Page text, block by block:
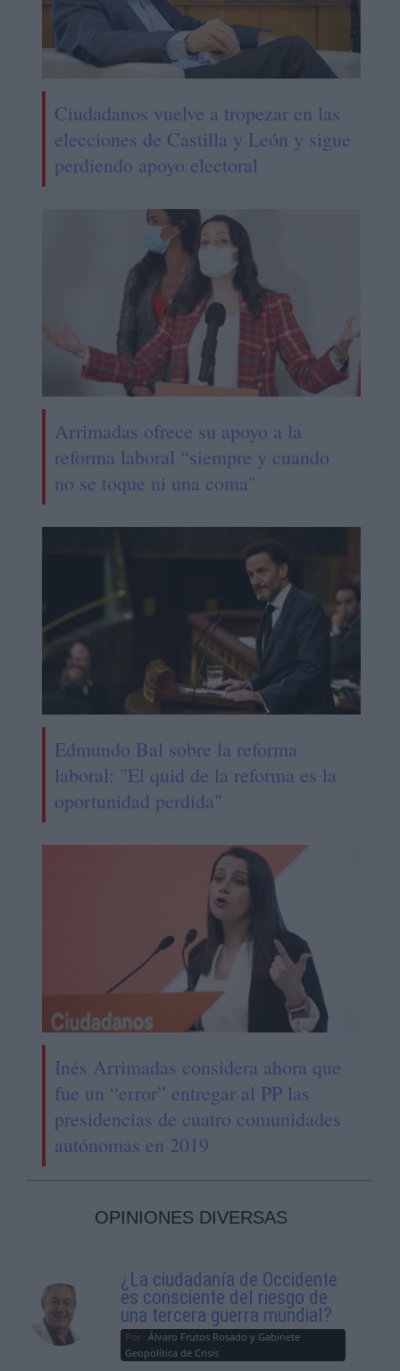
Ciudadanos vuelve a tropezar en las
elecciones de Castilla y León y sigue
perdiendo apoyo electoral
Arrimadas ofrece su apoyo a la
reforma laboral “siempre y cuando
no se toque ni una coma"
Edmundo Bal sobre la reforma
laboral: "El quid de la reforma es la
oportunidad perdida"
Inés Arrimadas considera ahora que
fue un “error” entregar al PP las
presidencias de cuatro comunidades
autónomas en 2019
OPINIONES DIVERSAS
¿La ciudadanía de Occidente
es consciente del riesgo de
una tercera guerra mundial?
Por Álvaro Frutos Rosado y Gabinete
Geopolítica de Crisis